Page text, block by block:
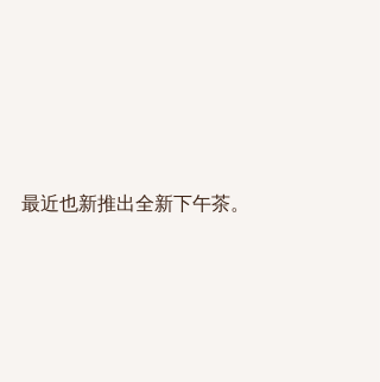
最近也新推出全新下午茶。